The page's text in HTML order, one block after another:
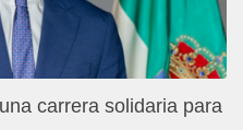
carrera solidaria para